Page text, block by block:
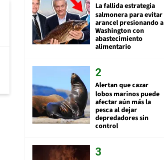
La fallida estrategia
salmonera para evitar
arancel presionando a
Washington con
abastecimiento
alimentario
Alertan que cazar
lobos marinos puede
afectar aún más la
pesca al dejar
depredadores sin
control